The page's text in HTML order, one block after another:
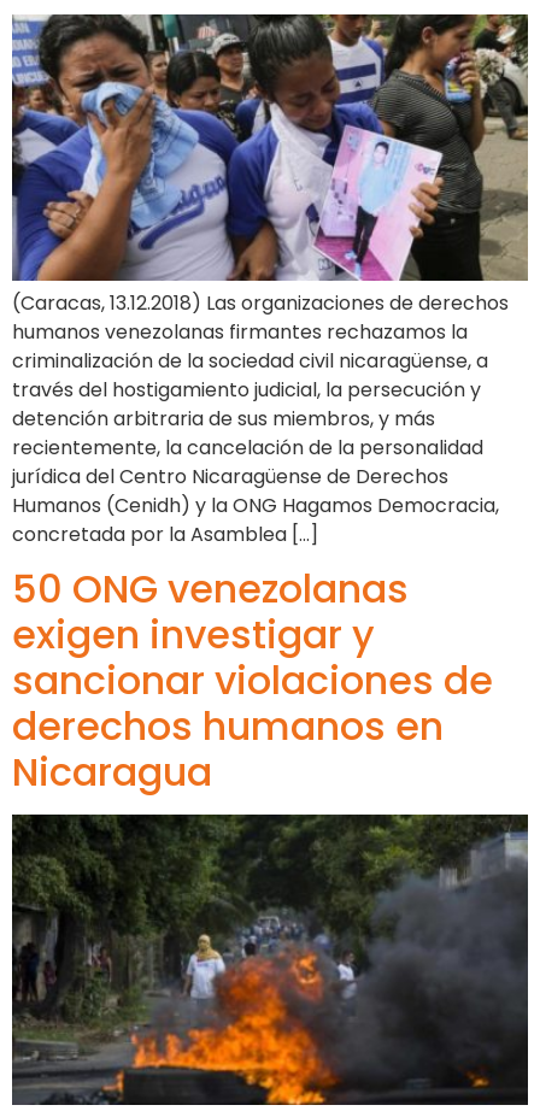
(Caracas, 13.12.2018) Las organizaciones de derechos
humanos venezolanas firmantes rechazamos la
criminalización de la sociedad civil nicaragüense, a
través del hostigamiento judicial, la persecución y
detención arbitraria de sus miembros, y más
recientemente, la cancelación de la personalidad
jurídica del Centro Nicaragüense de Derechos
Humanos (Cenidh) y la ONG Hagamos Democracia,
concretada por la Asamblea […]
50 ONG venezolanas
exigen investigar y
sancionar violaciones de
derechos humanos en
Nicaragua